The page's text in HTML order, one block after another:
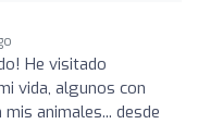
He visitado
vida, algunos con
animales... desde